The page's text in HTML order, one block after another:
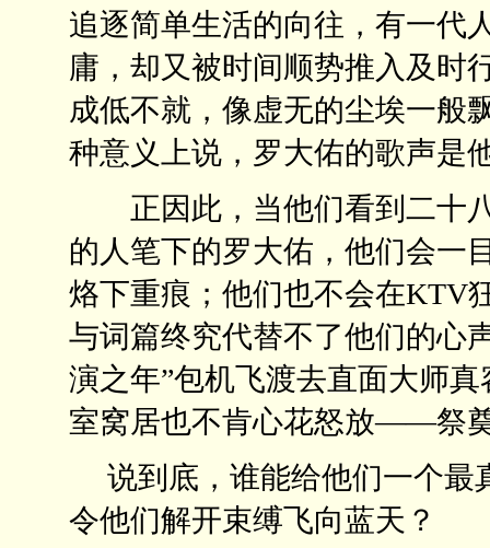
追逐简单生活的向往，有一代
庸，却又被时间顺势推入及时
成低不就，像虚无的尘埃一般
种意义上说，罗大佑的歌声是
正因此，当他们看到二十八
的人笔下的罗大佑，他们会一
烙下重痕；他们也不会在KTV
与词篇终究代替不了他们的心
演之年”包机飞渡去直面大师
室窝居也不肯心花怒放——祭
说到底，谁能给他们一个最
令他们解开束缚飞向蓝天？